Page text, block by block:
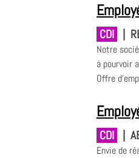
CDI |
Notre
à pourvoir
Offre
CDI |
Envie de